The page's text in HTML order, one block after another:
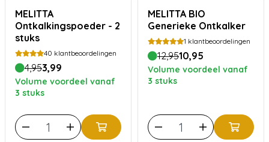
MELITTA
Ontkalkingspoeder - 2
stuks
40 klantbeoordelingen
4,953,99
Volume voordeel vanaf
3 stuks
MELITTA BIO
Generieke Ontkalker
1 klantbeoordelingen
12,9510,95
Volume voordeel vanaf
3 stuks